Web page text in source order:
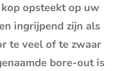
opsteekt op uw
ingrijpend zijn als
te veel of te zwaar
bore-out is